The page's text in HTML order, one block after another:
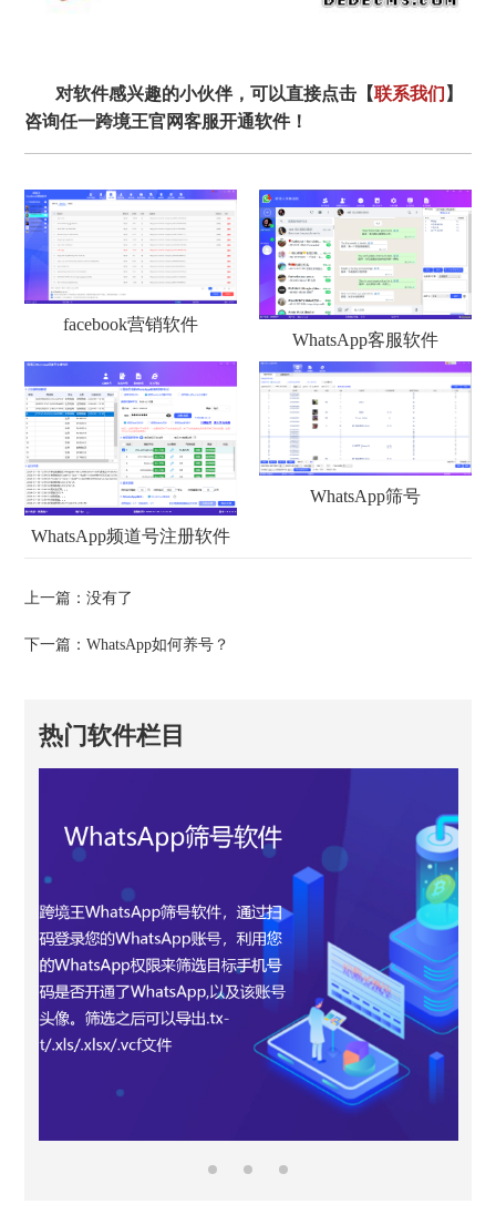
对软件感兴趣的小伙伴，可以直接点击【联系我们 】
咨询任一跨境王官网客服开通软件！
facebook营销软件
WhatsApp客服软件
WhatsApp频道号注册软件
WhatsApp筛号
上一篇：没有了
下一篇：WhatsApp如何养号？
热门软件栏目